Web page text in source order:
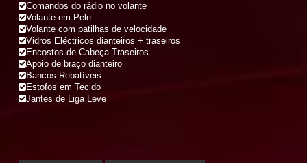
Comandos do rádio no volante
Volante em Pele
Volante com patilhas de velocidade
Vidros Eléctricos dianteiros + traseiros
Encostos de Cabeça Traseiros
Apoio de braço dianteiro
Bancos Rebatíveis
Estofos em Tecido
Jantes de Liga Leve